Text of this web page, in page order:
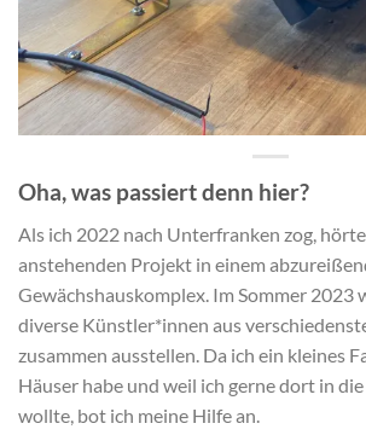
Oha, was passiert denn hier?
Als ich 2022 nach Unterfranken zog,
anstehenden Projekt in einem
Gewächshauskomplex. Im Sommer 2023
diverse Künstler*innen aus
zusammen ausstellen. Da ich ein kleines
Häuser habe und weil ich gerne dort in
wollte, bot ich meine Hilfe an.